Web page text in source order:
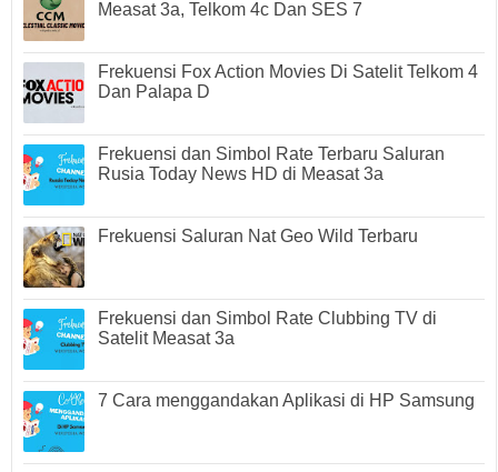
Measat 3a, Telkom 4c Dan SES 7
Frekuensi Fox Action Movies Di Satelit Telkom 4
Dan Palapa D
Frekuensi dan Simbol Rate Terbaru Saluran
Rusia Today News HD di Measat 3a
Frekuensi Saluran Nat Geo Wild Terbaru
Frekuensi dan Simbol Rate Clubbing TV di
Satelit Measat 3a
7 Cara menggandakan Aplikasi di HP Samsung